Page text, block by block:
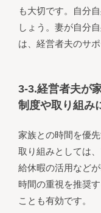
も大切です。自分
しょう。妻が自分
は、経営者夫のサ
3-3.経営者夫が
制度や取り組み
家族との時間を優
取り組みとしては
給休暇の活用など
時間の重視を推奨
ことも有効です。